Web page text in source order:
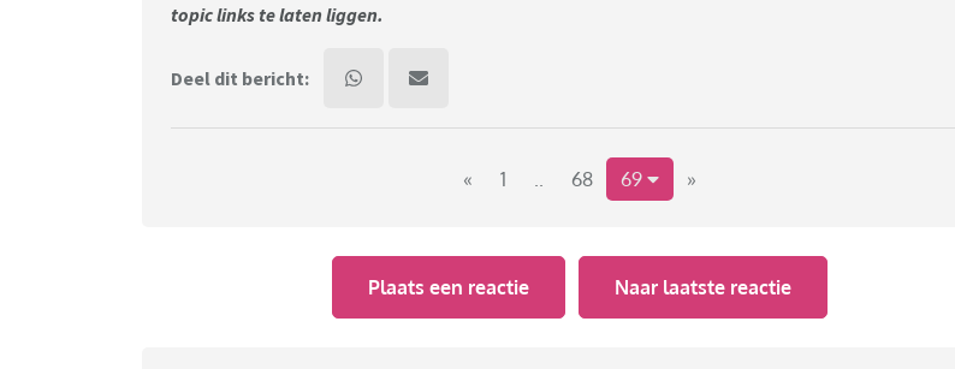
topic links te laten liggen.
Deel dit bericht:
« 1 .. 68 69 »
Plaats een reactie Naar laatste reactie